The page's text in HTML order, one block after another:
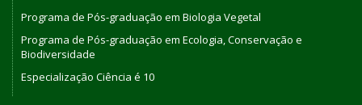
Programa de Pós-graduação em Biologia Vegetal
Programa de Pós-graduação em Ecologia, Conservação e
Biodiversidade
Especialização Ciência é 10